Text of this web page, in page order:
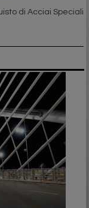
di Acciai Speciali